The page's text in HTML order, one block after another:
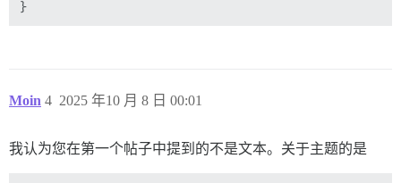
Moin 2025 年10 月 8 日 00:01
4
我认为您在第一个帖子中提到的不是文本。关于主题的是